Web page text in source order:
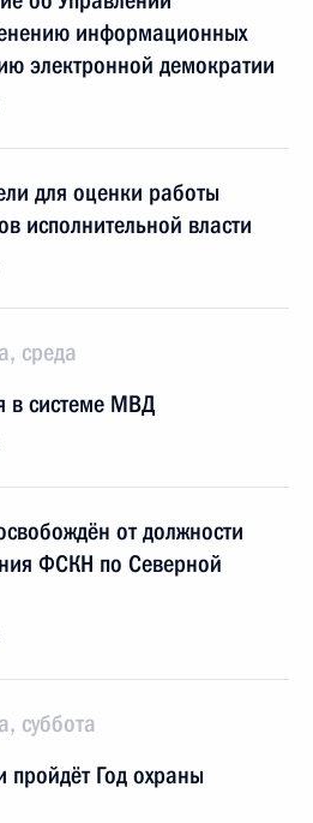
информационных
электронной демократии
для оценки работы
исполнительной власти
среда
в системе МВД
от должности
ФСКН по Северной
суббота
пройдёт Год охраны